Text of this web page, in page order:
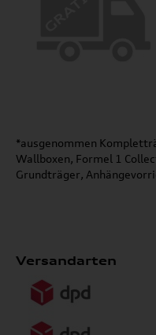
*ausgenommen
Wallboxen, Formel 1
Grundträger,
Versandarten